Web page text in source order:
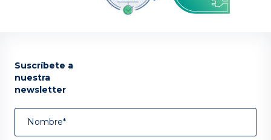
Suscríbete a
nuestra
newsletter